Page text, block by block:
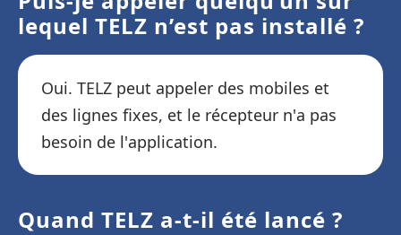
lequel TELZ n’est pas installé ?
Oui. TELZ peut appeler des mobiles et
des lignes fixes, et le récepteur n'a pas
besoin de l'application.
Quand TELZ a-t-il été lancé ?